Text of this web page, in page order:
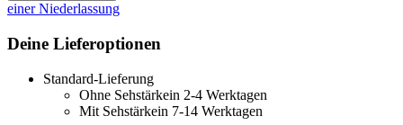
einer Niederlassung
Deine Lieferoptionen
Standard-Lieferung
Ohne Sehstärkein 2-4 Werktagen
Mit Sehstärkein 7-14 Werktagen